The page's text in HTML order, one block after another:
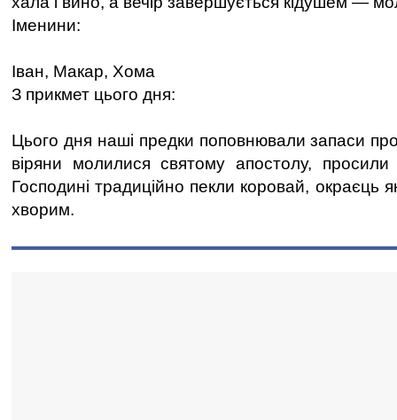
Іменини:
Іван, Макар, Хома
З прикмет цього дня:
Цього дня наші предки поповнювали запаси
віряни молилися святому апостолу,
Господині традиційно пекли коровай, окраєць
хворим.